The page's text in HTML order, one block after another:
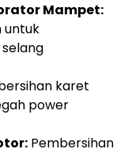
Mampet:
untuk
karet
power
Pembersihan